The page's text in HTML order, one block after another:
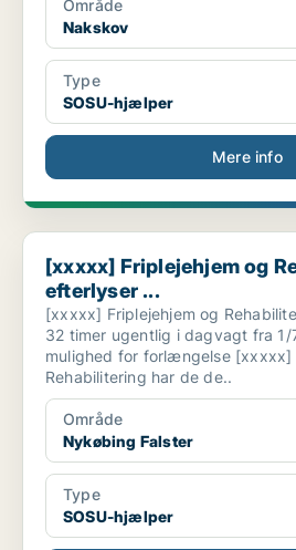
Område
Nakskov
Type
SOSU-hjælper
Mere info
[xxxxx] Friplejehjem og
[xxxxx] Friplejehjem og
efterlyser ...
[xxxxx] Friplejehjem og
32 timer ugentlig i dagvagt fra 1/
mulighed for forlængelse [xxxxx] Friplejehjem og
Rehabilitering har de de..
Område
Nykøbing Falster
Type
SOSU-hjælper